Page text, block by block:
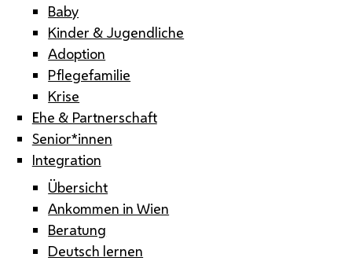
Baby
Kinder & Jugendliche
Adoption
Pflegefamilie
Krise
Ehe & Partnerschaft
Senior*innen
Integration
Übersicht
Ankommen in Wien
Beratung
Deutsch lernen